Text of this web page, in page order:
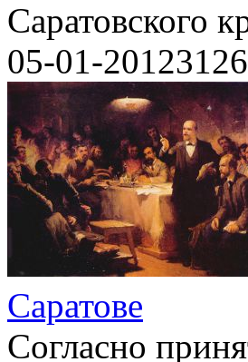
Саратовского
05-01-20123
Саратове
Согласно